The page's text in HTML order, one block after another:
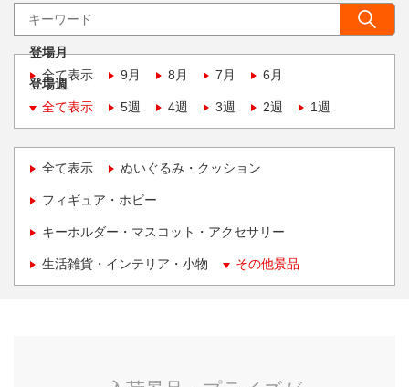
登場月
全て表示
9月 8月 7月 6月
登場週
全て表示
5週 4週 3週 2週 1週
全て表示 ぬいぐるみ・クッション
フィギュア・ホビー
キーホルダー・マスコット・アクセサリー
生活雑貨・インテリア・小物 その他景品